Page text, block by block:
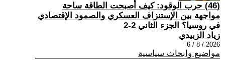
(46) حرب الوقود: كيف أصبحت الطاقة ساحة
مواجهة بين الإستنزاف العسكري والصمود الإقتصادي
في روسيا؟ الجزء الثاني 2-2
زياد الزبيدي
2026 / 8 / 6
مواضيع وابحاث سياسية